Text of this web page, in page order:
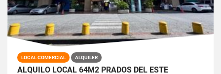
LOCAL COMERCIAL ALQUILER
ALQUILO LOCAL 64M2 PRADOS DEL ESTE